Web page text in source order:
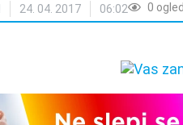
24. 04. 2017 06:02 0